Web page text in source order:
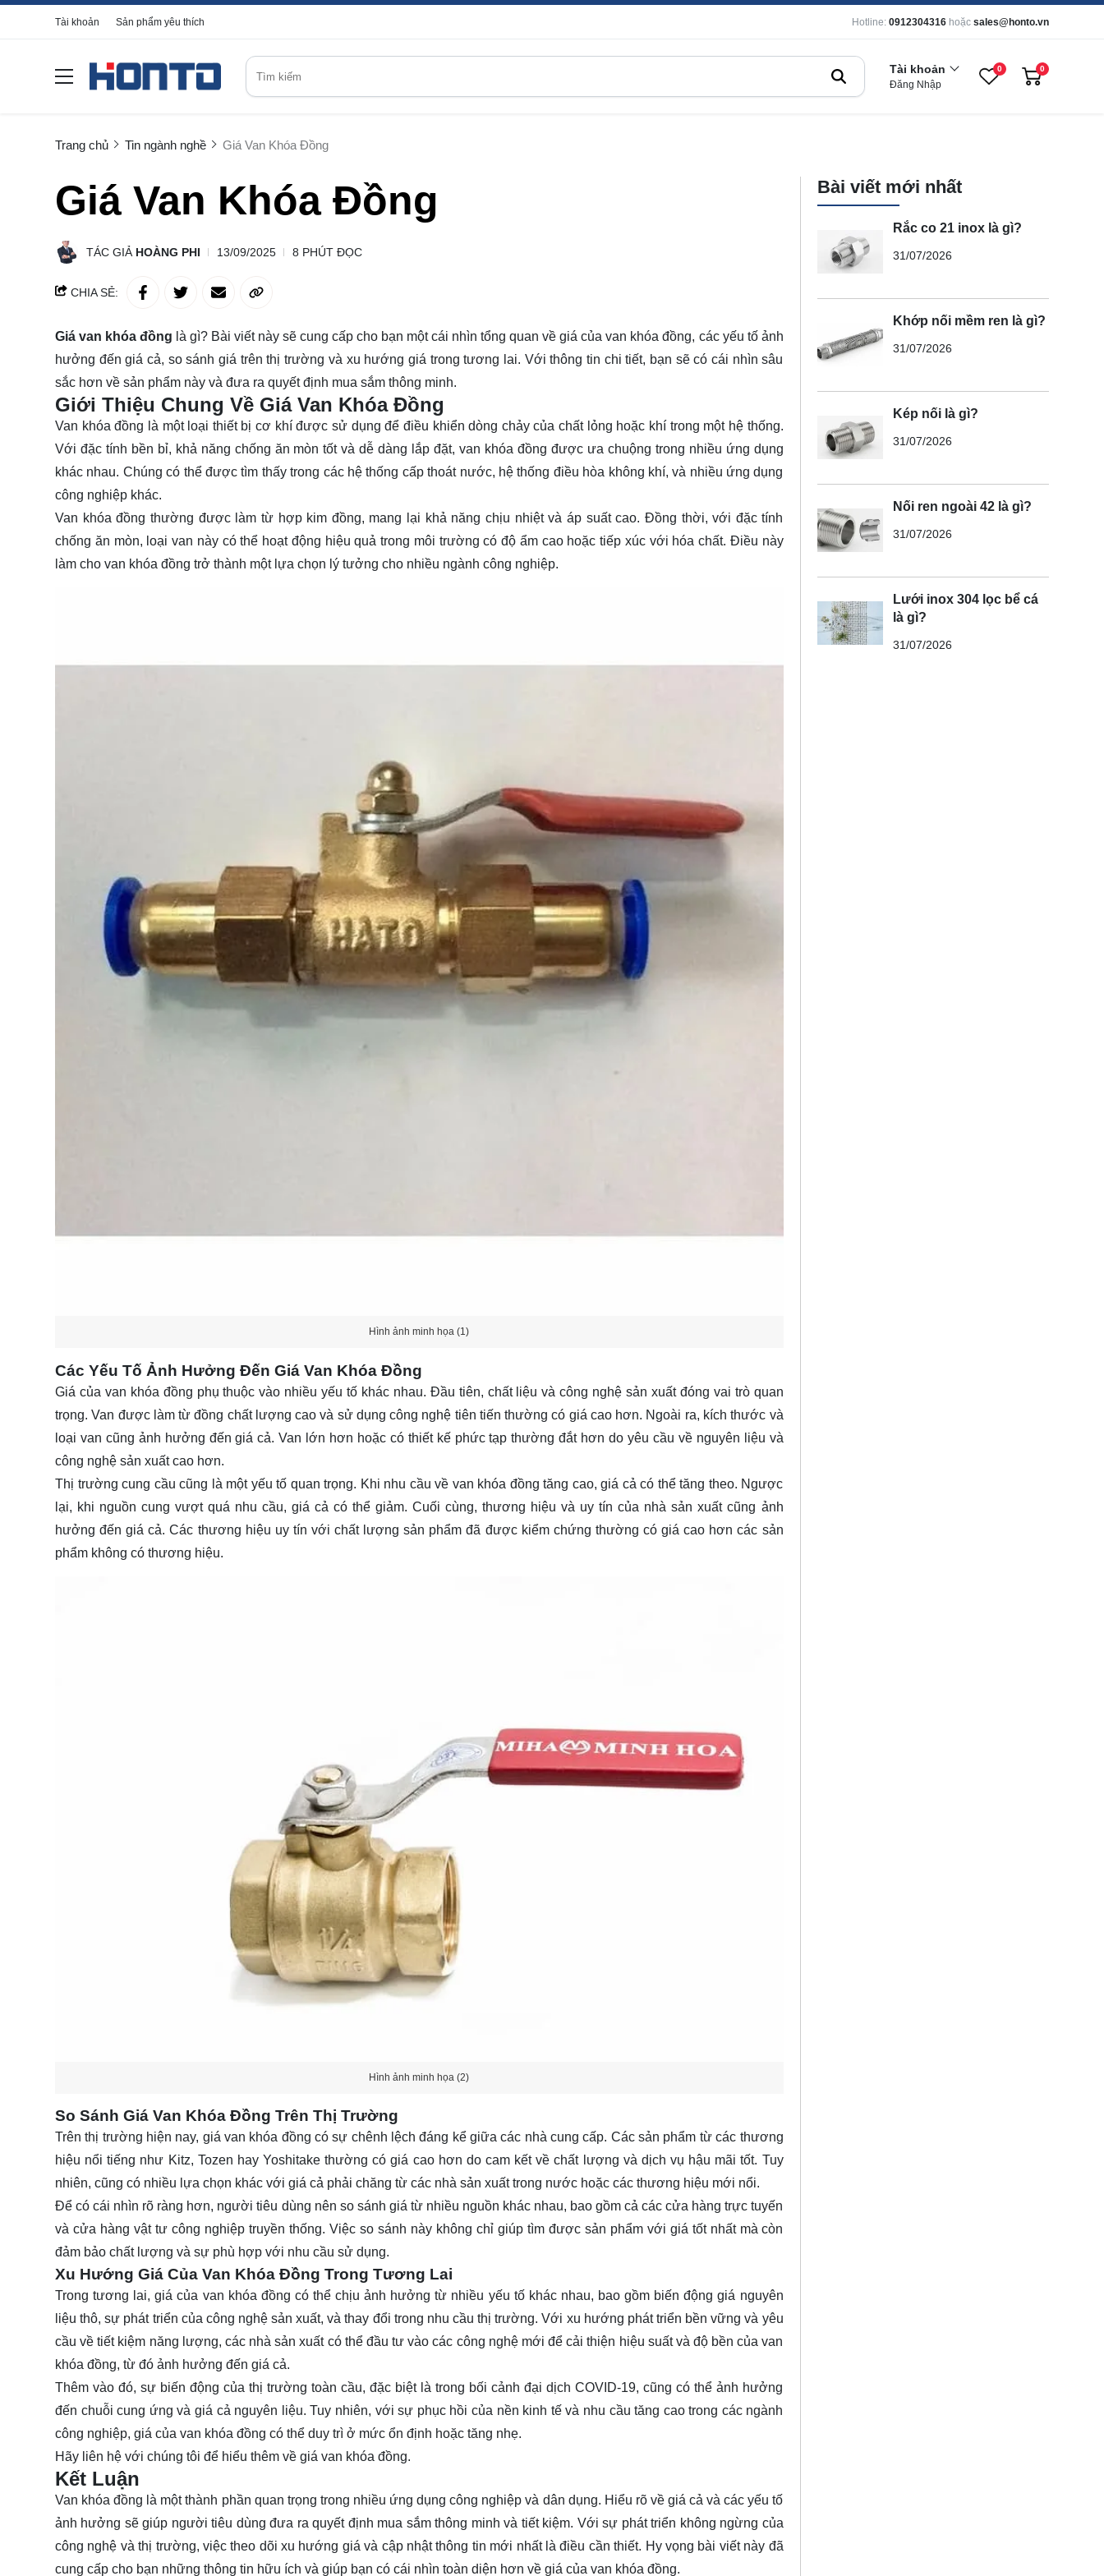
Tài khoản Sản phẩm yêu thích Hotline: 0912304316 hoặc sales@honto.vn
Tài khoản
Đăng Nhập
0 0
Trang chủ Tin ngành nghề Giá Van Khóa Đồng
Giá Van Khóa Đồng
TÁC GIẢ HOÀNG PHI 13/09/2025 8 PHÚT ĐỌC
CHIA SẺ:
Giá van khóa đồng là gì? Bài viết này sẽ cung cấpcho bạn một cái nhìn tổng quan về giá của van khóa đồng, các yếu tố ảnh
hưởng đến giá cả, so sánh giá trên thị trường và xu hướng giá trong tương lai. Với thông tin chi tiết, bạn sẽ có cái nhìn sâu
sắc hơn về sản phẩm này và đưa ra quyết định mua sắm thông minh.
Giới Thiệu Chung Về Giá Van Khóa Đồng
Van khóa đồng là một loại thiết bị cơ khí được sử dụng để điều khiển dòng chảy của chất lỏng hoặc khí trong một hệ thống.
Với đặc tính bền bỉ, khả năng chống ăn mòn tốt và dễ dàng lắp đặt, van khóa đồng được ưa chuộng trong nhiều ứng dụng
khác nhau. Chúng có thể được tìm thấy trong các hệ thống cấp thoát nước, hệ thống điều hòa không khí, và nhiều ứng dụng
công nghiệp khác.
Van khóa đồng thường được làm từ hợp kim đồng, mang lại khả năng chịu nhiệt và áp suất cao. Đồng thời, với đặc tính
chống ăn mòn, loại van này có thể hoạt động hiệu quả trong môi trường có độ ẩm cao hoặc tiếp xúc với hóa chất. Điều này
làm cho van khóa đồng trở thành một lựa chọn lý tưởng cho nhiều ngành công nghiệp.
Hình ảnh minh họa (1)
Các Yếu Tố Ảnh Hưởng Đến Giá Van Khóa Đồng
Giá của van khóa đồng phụ thuộc vào nhiều yếu tố khác nhau. Đầu tiên, chất liệu và công nghệ sản xuất đóng vai trò quan
trọng. Van được làm từ đồng chất lượng cao và sử dụng công nghệ tiên tiến thường có giá cao hơn. Ngoài ra, kích thước và
loại van cũng ảnh hưởng đến giá cả. Van lớn hơn hoặc có thiết kế phức tạp thường đắt hơn do yêu cầu về nguyên liệu và
công nghệ sản xuất cao hơn.
Thị trường cung cầu cũng là một yếu tố quan trọng. Khi nhu cầu về van khóa đồng tăng cao, giá cả có thể tăng theo. Ngược
lại, khi nguồn cung vượt quá nhu cầu, giá cả có thể giảm. Cuối cùng, thương hiệu và uy tín của nhà sản xuất cũng ảnh
hưởng đến giá cả. Các thương hiệu uy tín với chất lượng sản phẩm đã được kiểm chứng thường có giá cao hơn các sản
phẩm không có thương hiệu.
Hình ảnh minh họa (2)
So Sánh Giá Van Khóa Đồng Trên Thị Trường
Trên thị trường hiện nay, giá van khóa đồng có sự chênh lệch đáng kể giữa các nhà cung cấp. Các sản phẩm từ các thương
hiệu nổi tiếng như Kitz, Tozen hay Yoshitake thường có giá cao hơn do cam kết về chất lượng và dịch vụ hậu mãi tốt. Tuy
nhiên, cũng có nhiều lựa chọn khác với giá cả phải chăng từ các nhà sản xuất trong nước hoặc các thương hiệu mới nổi.
Để có cái nhìn rõ ràng hơn, người tiêu dùng nên so sánh giá từ nhiều nguồn khác nhau, bao gồm cả các cửa hàng trực tuyến
và cửa hàng vật tư công nghiệp truyền thống. Việc so sánh này không chỉ giúp tìm được sản phẩm với giá tốt nhất mà còn
đảm bảo chất lượng và sự phù hợp với nhu cầu sử dụng.
Xu Hướng Giá Của Van Khóa Đồng Trong Tương Lai
Trong tương lai, giá của van khóa đồng có thể chịu ảnh hưởng từ nhiều yếu tố khác nhau, bao gồm biến động giá nguyên
liệu thô, sự phát triển của công nghệ sản xuất, và thay đổi trong nhu cầu thị trường. Với xu hướng phát triển bền vững và yêu
cầu về tiết kiệm năng lượng, các nhà sản xuất có thể đầu tư vào các công nghệ mới để cải thiện hiệu suất và độ bền của van
khóa đồng, từ đó ảnh hưởng đến giá cả.
Thêm vào đó, sự biến động của thị trường toàn cầu, đặc biệt là trong bối cảnh đại dịch COVID-19, cũng có thể ảnh hưởng
đến chuỗi cung ứng và giá cả nguyên liệu. Tuy nhiên, với sự phục hồi của nền kinh tế và nhu cầu tăng cao trong các ngành
công nghiệp, giá của van khóa đồng có thể duy trì ở mức ổn định hoặc tăng nhẹ.
Hãy liên hệ với chúng tôi để hiểu thêm về giá van khóa đồng.
Kết Luận
Van khóa đồng là một thành phần quan trọng trong nhiều ứng dụng công nghiệp và dân dụng. Hiểu rõ về giá cả và các yếu tố
ảnh hưởng sẽ giúp người tiêu dùng đưa ra quyết định mua sắm thông minh và tiết kiệm. Với sự phát triển không ngừng của
công nghệ và thị trường, việc theo dõi xu hướng giá và cập nhật thông tin mới nhất là điều cần thiết. Hy vọng bài viết này đã
cung cấp cho bạn những thông tin hữu ích và giúp bạn có cái nhìn toàn diện hơn về giá của van khóa đồng.
Bài viết mới nhất
Rắc co 21 inox là gì?
31/07/2026
Khớp nối mềm ren là gì?
31/07/2026
Kép nối là gì?
31/07/2026
Nối ren ngoài 42 là gì?
31/07/2026
Lưới inox 304 lọc bể cá
là gì?
31/07/2026